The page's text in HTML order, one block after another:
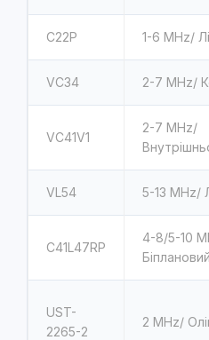
C22P 1-6 MHz/
VC34 2-7 MHz/
VC41V1
2-7 MHz/
VL54 5-13 MHz/
C41L47RP
4-8/5-10
Біплановий
UST-
2265-2
2 MHz/